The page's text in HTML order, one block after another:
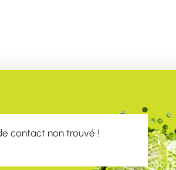
contact non trouvé !